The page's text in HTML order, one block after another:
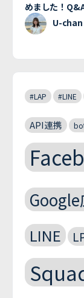
めました！
U-chan
#LAP #LINE
API連携
LINE